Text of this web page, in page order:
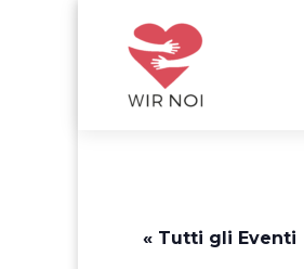
« Tutti gli Eventi